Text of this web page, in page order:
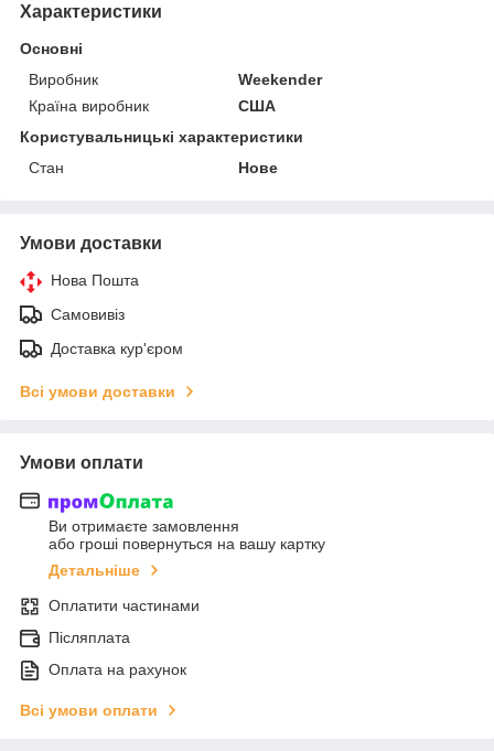
Характеристики
Основні
Виробник
Weekender
Країна виробник
США
Користувальницькі характеристики
Стан
Нове
Умови доставки
Нова Пошта
Самовивіз
Доставка кур'єром
Всі умови доставки
Умови оплати
Ви отримаєте замовлення
або гроші повернуться на вашу картку
Детальніше
Оплатити частинами
Післяплата
Оплата на рахунок
Всі умови оплати